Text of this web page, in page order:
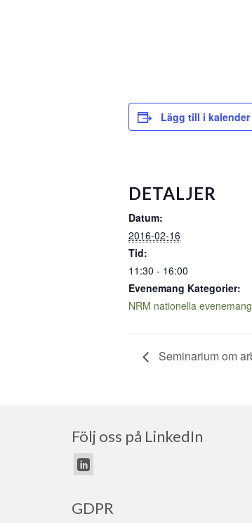
Lägg till i kalender
DETALJER
Datum:
2016-02-16
Tid:
11:30 - 16:00
Evenemang Kategorier:
NRM nationella evenemang
Seminarium om
Följ oss på LinkedIn
GDPR